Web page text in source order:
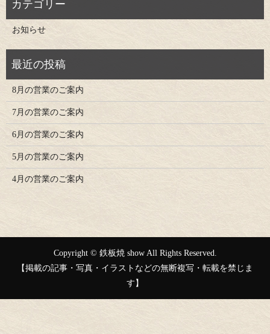
お知らせ
8月の営業のご案内
7月の営業のご案内
6月の営業のご案内
5月の営業のご案内
4月の営業のご案内
Copyright © 鉄板焼 show All Rights Reserved.
【掲載の記事・写真・イラストなどの無断複写・転載を禁じま
す】